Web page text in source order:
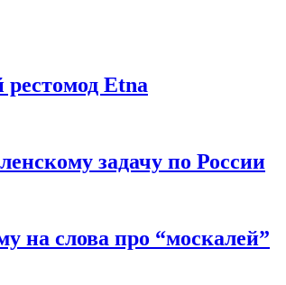
Etna
задачу по России
на слова про “москалей”